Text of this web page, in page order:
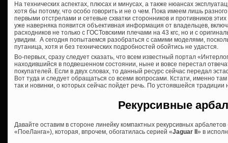
На технических аспектах, плюсах и минусах, а также нюансах
хотя бы потому, что особо говорить и не о чем. Пока имеем лишь
первыми отстрелами и сетевые схватки сторонников и противников
уже наверняка появится объективная информация от владельцев,
расходников не только с ГОСТовскими плечами на 43 кгс, но и с
увидим. А сегодня попытаемся разобраться с самими моделями,
путаница, хотя и без технических подробностей обойтись не удастся.
Во-первых, сразу следует сказать, что всем известный портал
находившийся в подвешенном состоянии, ныне и вовсе перестал
покупателей. Если в двух словах, то данный ресурс сейчас передал
Вот туда и следует обращаться со всеми вопросами. Кстати, именно
так и новинки, о которых сейчас пойдет речь. По устоявшейся
Рекурсивные
Давайте оставим в стороне линейку компактных рекурсивных
«ПоеЛанга»), которая, впрочем, обогатилась серией «Jaguar II» в